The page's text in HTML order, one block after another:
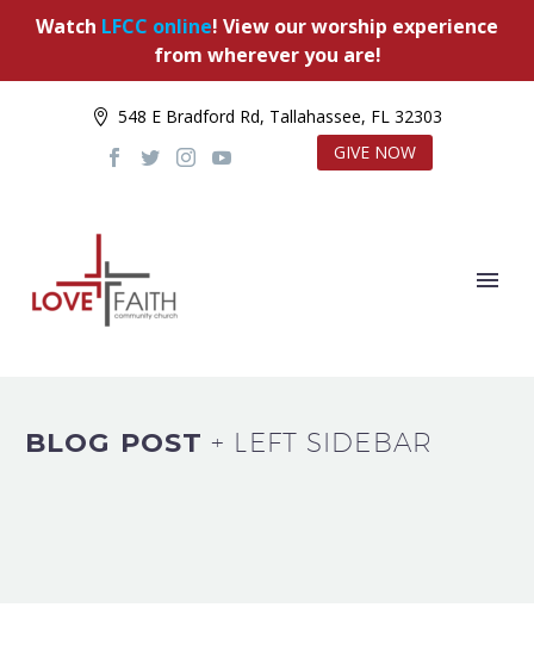
Watch LFCC online! View our worship experience
from wherever you are!
548 E Bradford Rd, Tallahassee, FL 32303
GIVE NOW
BLOG POST+ LEFT SIDEBAR